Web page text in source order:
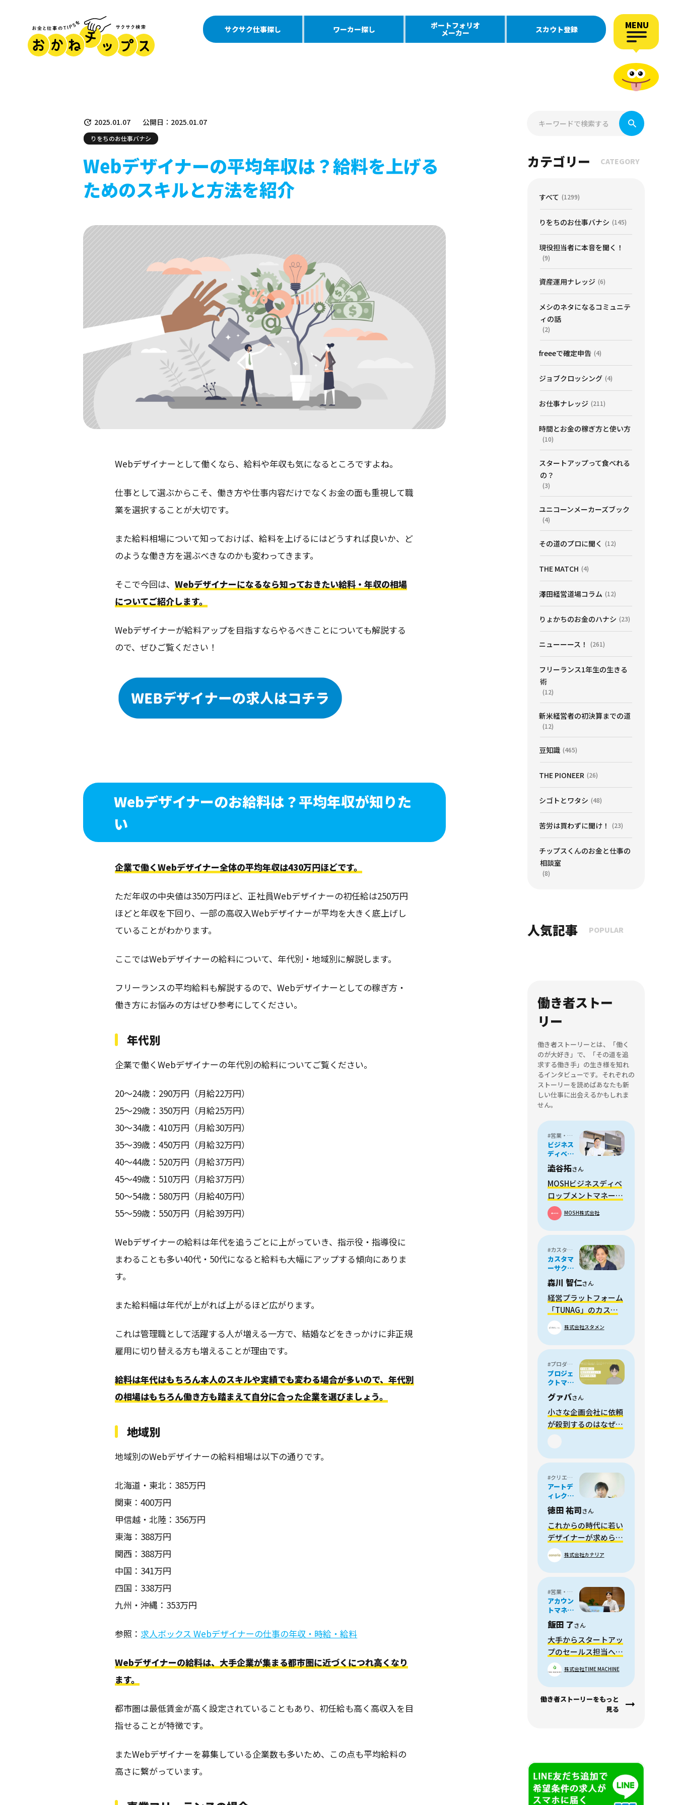
サクサク仕事探し ワーカー探し ポートフォリオ
メーカー スカウト登録 MENU
2025.01.07 公開日：2025.01.07
りをちのお仕事バナシ
Webデザイナーの平均年収は？給料を上げる
ためのスキルと方法を紹介
Webデザイナーとして働くなら、給料や年収も気になるところですよね。
仕事として選ぶからこそ、働き方や仕事内容だけでなくお金の面も重視して職
業を選択することが大切です。
また給料相場について知っておけば、給料を上げるにはどうすれば良いか、ど
のような働き方を選ぶべきなのかも変わってきます。
そこで今回は、Webデザイナーになるなら知っておきたい給料・年収の相場
についてご紹介します。
Webデザイナーが給料アップを目指すならやるべきことについても解説する
ので、ぜひご覧ください！
Webデザイナーのお給料は？平均年収が知りた
い
企業で働くWebデザイナー全体の平均年収は430万円ほどです。
ただ年収の中央値は350万円ほど、正社員Webデザイナーの初任給は250万円
ほどと年収を下回り、一部の高収入Webデザイナーが平均を大きく底上げし
ていることがわかります。
ここではWebデザイナーの給料について、年代別・地域別に解説します。
フリーランスの平均給料も解説するので、Webデザイナーとしての稼ぎ方・
働き方にお悩みの方はぜひ参考にしてください。
年代別
企業で働くWebデザイナーの年代別の給料についてご覧ください。
20〜24歳：290万円（月給22万円）
25〜29歳：350万円（月給25万円）
30〜34歳：410万円（月給30万円）
35〜39歳：450万円（月給32万円）
40〜44歳：520万円（月給37万円）
45〜49歳：510万円（月給37万円）
50〜54歳：580万円（月給40万円）
55〜59歳：550万円（月給39万円）
Webデザイナーの給料は年代を追うごとに上がっていき、指示役・指導役に
まわることも多い40代・50代になると給料も大幅にアップする傾向にありま
す。
また給料幅は年代が上がれば上がるほど広がります。
これは管理職として活躍する人が増える一方で、結婚などをきっかけに非正規
雇用に切り替える方も増えることが理由です。
給料は年代はもちろん本人のスキルや実績でも変わる場合が多いので、年代別
の相場はもちろん働き方も踏まえて自分に合った企業を選びましょう。
地域別
地域別のWebデザイナーの給料相場は以下の通りです。
北海道・東北：385万円
関東：400万円
甲信越・北陸：356万円
東海：388万円
関西：388万円
中国：341万円
四国：338万円
九州・沖縄：353万円
参照： 求人ボックス Webデザイナーの仕事の年収・時給・給料
Webデザイナーの給料は、大手企業が集まる都市圏に近づくにつれ高くなり
ます。
都市圏は最低賃金が高く設定されていることもあり、初任給も高く高収入を目
指せることが特徴です。
またWebデザイナーを募集している企業数も多いため、この点も平均給料の
高さに繋がっています。
カテゴリー CATEGORY
すべて (1299)
りをちのお仕事バナシ (145)
現役担当者に本音を聞く！
(9)
資産運用ナレッジ (6)
メシのネタになるコミュニテ
ィの話
(2)
freeeで確定申告 (4)
ジョブクロッシング (4)
お仕事ナレッジ (211)
時間とお金の稼ぎ方と使い方
(10)
スタートアップって食べれる
の？
(3)
ユニコーンメーカーズブック
(4)
その道のプロに聞く (12)
THE MATCH (4)
澤田経営道場コラム (12)
りょかちのお金のハナシ (23)
ニューーース！ (261)
フリーランス1年生の生きる
術
(12)
新米経営者の初決算までの道
(12)
豆知識 (465)
THE PIONEER (26)
シゴトとワタシ (48)
苦労は買わずに聞け！ (23)
チップスくんのお金と仕事の
相談室
(8)
人気記事 POPULAR
働き者ストー
リー
働き者ストーリーとは、「働く
のが大好き」で、「その道を追
求する働き手」の生き様を知れ
るインタビューです。それぞれの
ストーリーを読めばあなたも新
しい仕事に出会えるかもしれま
せん。
#営業・フィールドセールス
ビジネス
ディベロ
ップメン
ト
澁谷拓さん
MOSHビジネスディベ
ロップメントマネージ
ャーの澁谷さん「スタ
ートアップの1番楽し
い時期を逃したくなか
MOSH株式会社
#カスタマーサクセス
カスタマ
ーサクセ
ス部 部長
森川 智仁さん
経営プラットフォーム
「TUNAG」のカスタ
マーサクセス部の面白
さとは
株式会社スタメン
#プロダクトマネージャー
プロジェ
クトマネ
ージャー
グァバさん
小さな企画会社に依頼
が殺到するのはなぜ？
業界歴10年のPRプラ
ンナーが見た、本質的
なZ世代マーケティン
グの在り方
#クリエイティブディレクター
アートデ
ィレクタ
ー/クリエ
イティブ
ディレク
ター
徳田 祐司さん
これからの時代に若い
デザイナーが求められ
ることとは？
株式会社カナリア
#営業・フィールドセールス
アカウン
トマネー
ジャー /
メディア
プランナ
ー
飯田 了さん
大手からスタートアッ
プのセールス担当へ転
職。活動の幅が広がり
成長を実感。
株式会社TIME MACHINE
働き者ストーリーをもっと
見る